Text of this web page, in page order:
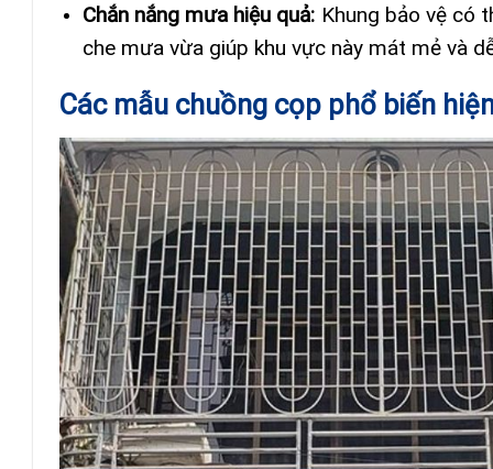
Chắn nắng mưa hiệu quả: Khung bảo vệ có
che mưa vừa giúp khu vực này mát mẻ và
Các mẫu chuồng cọp phổ biến